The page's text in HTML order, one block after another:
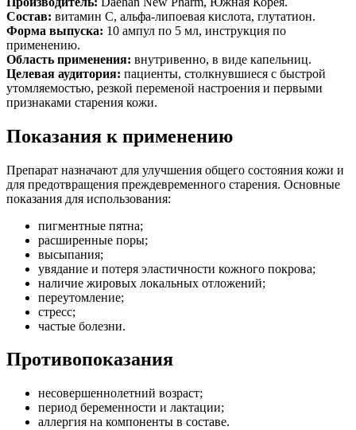
Состав: витамин С, альфа-липоевая кислота, глутатион.
Форма выпуска: 10 ампул по 5 мл, инструкция по
применению.
Область применения: внутривенно, в виде капельниц.
Целевая аудитория: пациенты, столкнувшиеся с быстрой
утомляемостью, резкой переменой настроения и первыми
признаками старения кожи.
Показания к применению
Препарат назначают для улучшения общего состояния кожи и
для предотвращения преждевременного старения. Основные
показания для использования:
пигментные пятна;
расширенные поры;
высыпания;
увядание и потеря эластичности кожного покрова;
наличие жировых локальных отложений;
переутомление;
стресс;
частые болезни.
Противопоказания
несовершеннолетний возраст;
период беременности и лактации;
аллергия на компоненты в составе.